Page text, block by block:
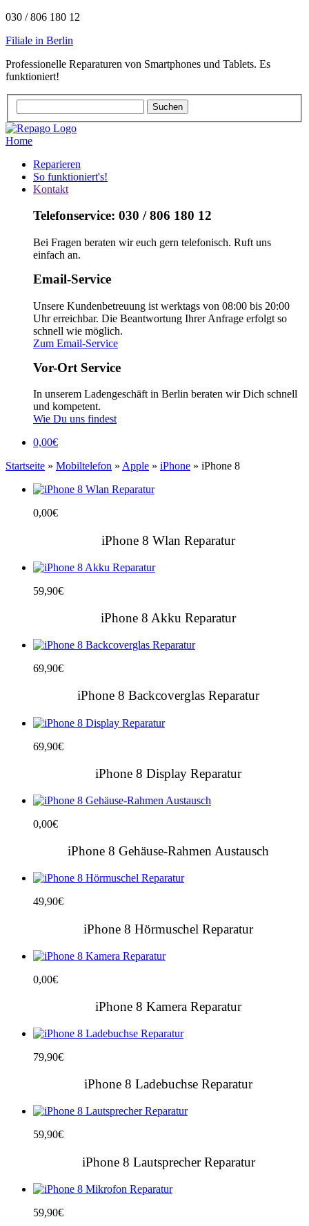
030 / 806 180 12
Filiale in Berlin
Professionelle Reparaturen von Smartphones und Tablets. Es
funktioniert!
Home
Reparieren
So funktioniert's!
Kontakt
Telefonservice: 030 / 806 180 12
Bei Fragen beraten wir euch gern telefonisch. Ruft uns
einfach an.
Email-Service
Unsere Kundenbetreuung ist werktags von 08:00 bis 20:00
Uhr erreichbar. Die Beantwortung Ihrer Anfrage erfolgt so
schnell wie möglich.
Zum Email-Service
Vor-Ort Service
In unserem Ladengeschäft in Berlin beraten wir Dich schnell
und kompetent.
Wie Du uns findest
0,00€
Startseite » Mobiltelefon » Apple » iPhone » iPhone 8
0,00€
iPhone 8 Wlan Reparatur
59,90€
iPhone 8 Akku Reparatur
69,90€
iPhone 8 Backcoverglas Reparatur
69,90€
iPhone 8 Display Reparatur
0,00€
iPhone 8 Gehäuse-Rahmen Austausch
49,90€
iPhone 8 Hörmuschel Reparatur
0,00€
iPhone 8 Kamera Reparatur
79,90€
iPhone 8 Ladebuchse Reparatur
59,90€
iPhone 8 Lautsprecher Reparatur
59,90€